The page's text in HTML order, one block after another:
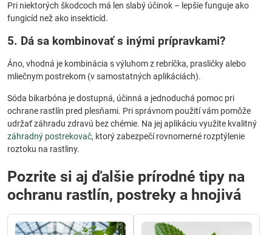
Pri niektorých škodcoch má len slabý účinok – lepšie funguje ako
fungicíd než ako insekticíd.
5. Dá sa kombinovať s inými prípravkami?
Áno, vhodná je kombinácia s výluhom z rebríčka, prasličky alebo
mliečnym postrekom (v samostatných aplikáciách).
Sóda bikarbóna je dostupná, účinná a jednoduchá pomoc pri
ochrane rastlín pred plesňami. Pri správnom použití vám pomôže
udržať záhradu zdravú bez chémie. Na jej aplikáciu využite kvalitný
záhradný postrekovač, ktorý zabezpečí rovnomerné rozptýlenie
roztoku na rastliny.
Pozrite si aj ďalšie prírodné tipy na
ochranu rastlín, postreky a hnojivá